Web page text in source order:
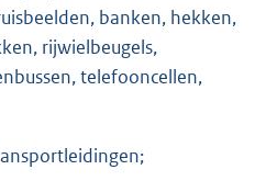
banken, hekken,
rijwielbeugels,
telefooncellen,